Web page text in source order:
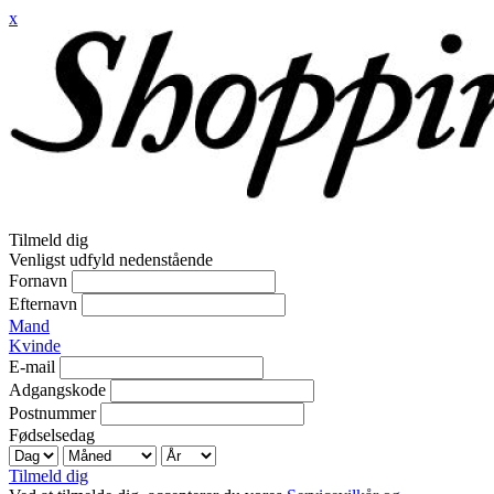
x
Tilmeld dig
Venligst udfyld nedenstående
Fornavn
Efternavn
Mand
Kvinde
E-mail
Adgangskode
Postnummer
Fødselsedag
Tilmeld dig